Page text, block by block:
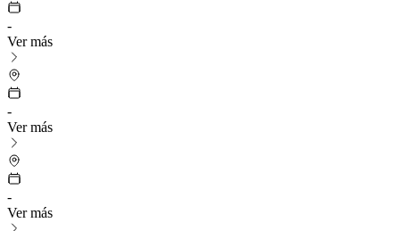
-
Ver más
-
Ver más
-
Ver más